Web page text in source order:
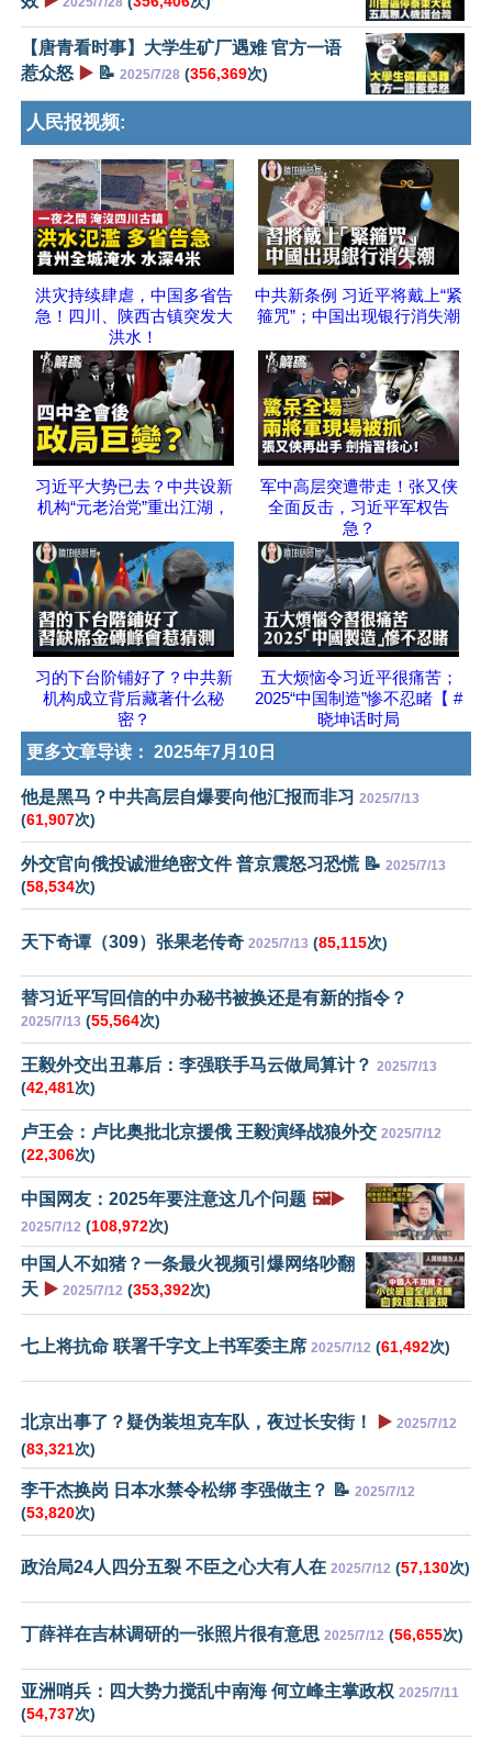
【唐青看时事】大学生矿厂遇难 官方一语
惹众怒 ▶️ 📝 2025/7/28 (356,369次)
人民报视频:
洪灾持续肆虐，中国多省告
急！四川、陕西古镇突发大
洪水！
中共新条例 习近平将戴上“紧
箍咒”；中国出现银行消失潮
习近平大势已去？中共设新
机构“元老治党”重出江湖，
军中高层突遭带走！张又侠
全面反击，习近平军权告
急？
习的下台阶铺好了？中共新
机构成立背后藏著什么秘
密？
五大烦恼令习近平很痛苦；
2025“中国制造”惨不忍睹【 #
晓坤话时局
更多文章导读： 2025年7月10日
他是黑马？中共高层自爆要向他汇报而非习 2025/7/13
(61,907次)
外交官向俄投诚泄绝密文件 普京震怒习恐慌 📝 2025/7/13
(58,534次)
天下奇谭（309）张果老传奇 2025/7/13 (85,115次)
替习近平写回信的中办秘书被换还是有新的指令？
2025/7/13 (55,564次)
王毅外交出丑幕后：李强联手马云做局算计？ 2025/7/13
(42,481次)
卢王会：卢比奥批北京援俄 王毅演绎战狼外交 2025/7/12
(22,306次)
中国网友：2025年要注意这几个问题 🖼️▶️
2025/7/12 (108,972次)
中国人不如猪？一条最火视频引爆网络吵翻
天 ▶️ 2025/7/12 (353,392次)
七上将抗命 联署千字文上书军委主席 2025/7/12 (61,492次)
北京出事了？疑伪装坦克车队，夜过长安街！ ▶️ 2025/7/12
(83,321次)
李干杰换岗 日本水禁令松绑 李强做主？ 📝 2025/7/12
(53,820次)
政治局24人四分五裂 不臣之心大有人在 2025/7/12 (57,130次)
丁薛祥在吉林调研的一张照片很有意思 2025/7/12 (56,655次)
亚洲哨兵：四大势力搅乱中南海 何立峰主掌政权 2025/7/11
(54,737次)